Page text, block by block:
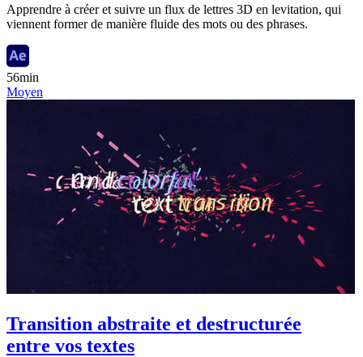
Apprendre à créer et suivre un flux de lettres 3D en levitation, qui
viennent former de manière fluide des mots ou des phrases.
56min
Moyen
Transition abstraite et destructurée
entre vos textes